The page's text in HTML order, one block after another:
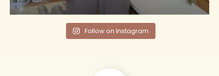
Follow on Instagram